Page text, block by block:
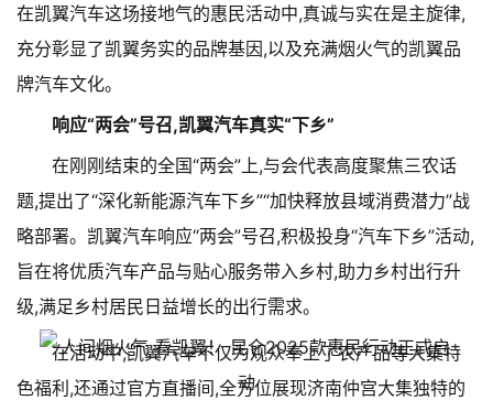
在凯翼汽车这场接地气的惠民活动中,真诚与实在是主旋律,
充分彰显了凯翼务实的品牌基因,以及充满烟火气的凯翼品
牌汽车文化。
响应“两会”号召,凯翼汽车真实“下乡”
在刚刚结束的全国“两会”上,与会代表高度聚焦三农话
题,提出了“深化新能源汽车下乡”“加快释放县域消费潜力”战
略部署。凯翼汽车响应“两会”号召,积极投身“汽车下乡”活动,
旨在将优质汽车产品与贴心服务带入乡村,助力乡村出行升
级,满足乡村居民日益增长的出行需求。
在活动中,凯翼汽车不仅为观众奉上了农产品等大集特
色福利,还通过官方直播间,全方位展现济南仲宫大集独特的